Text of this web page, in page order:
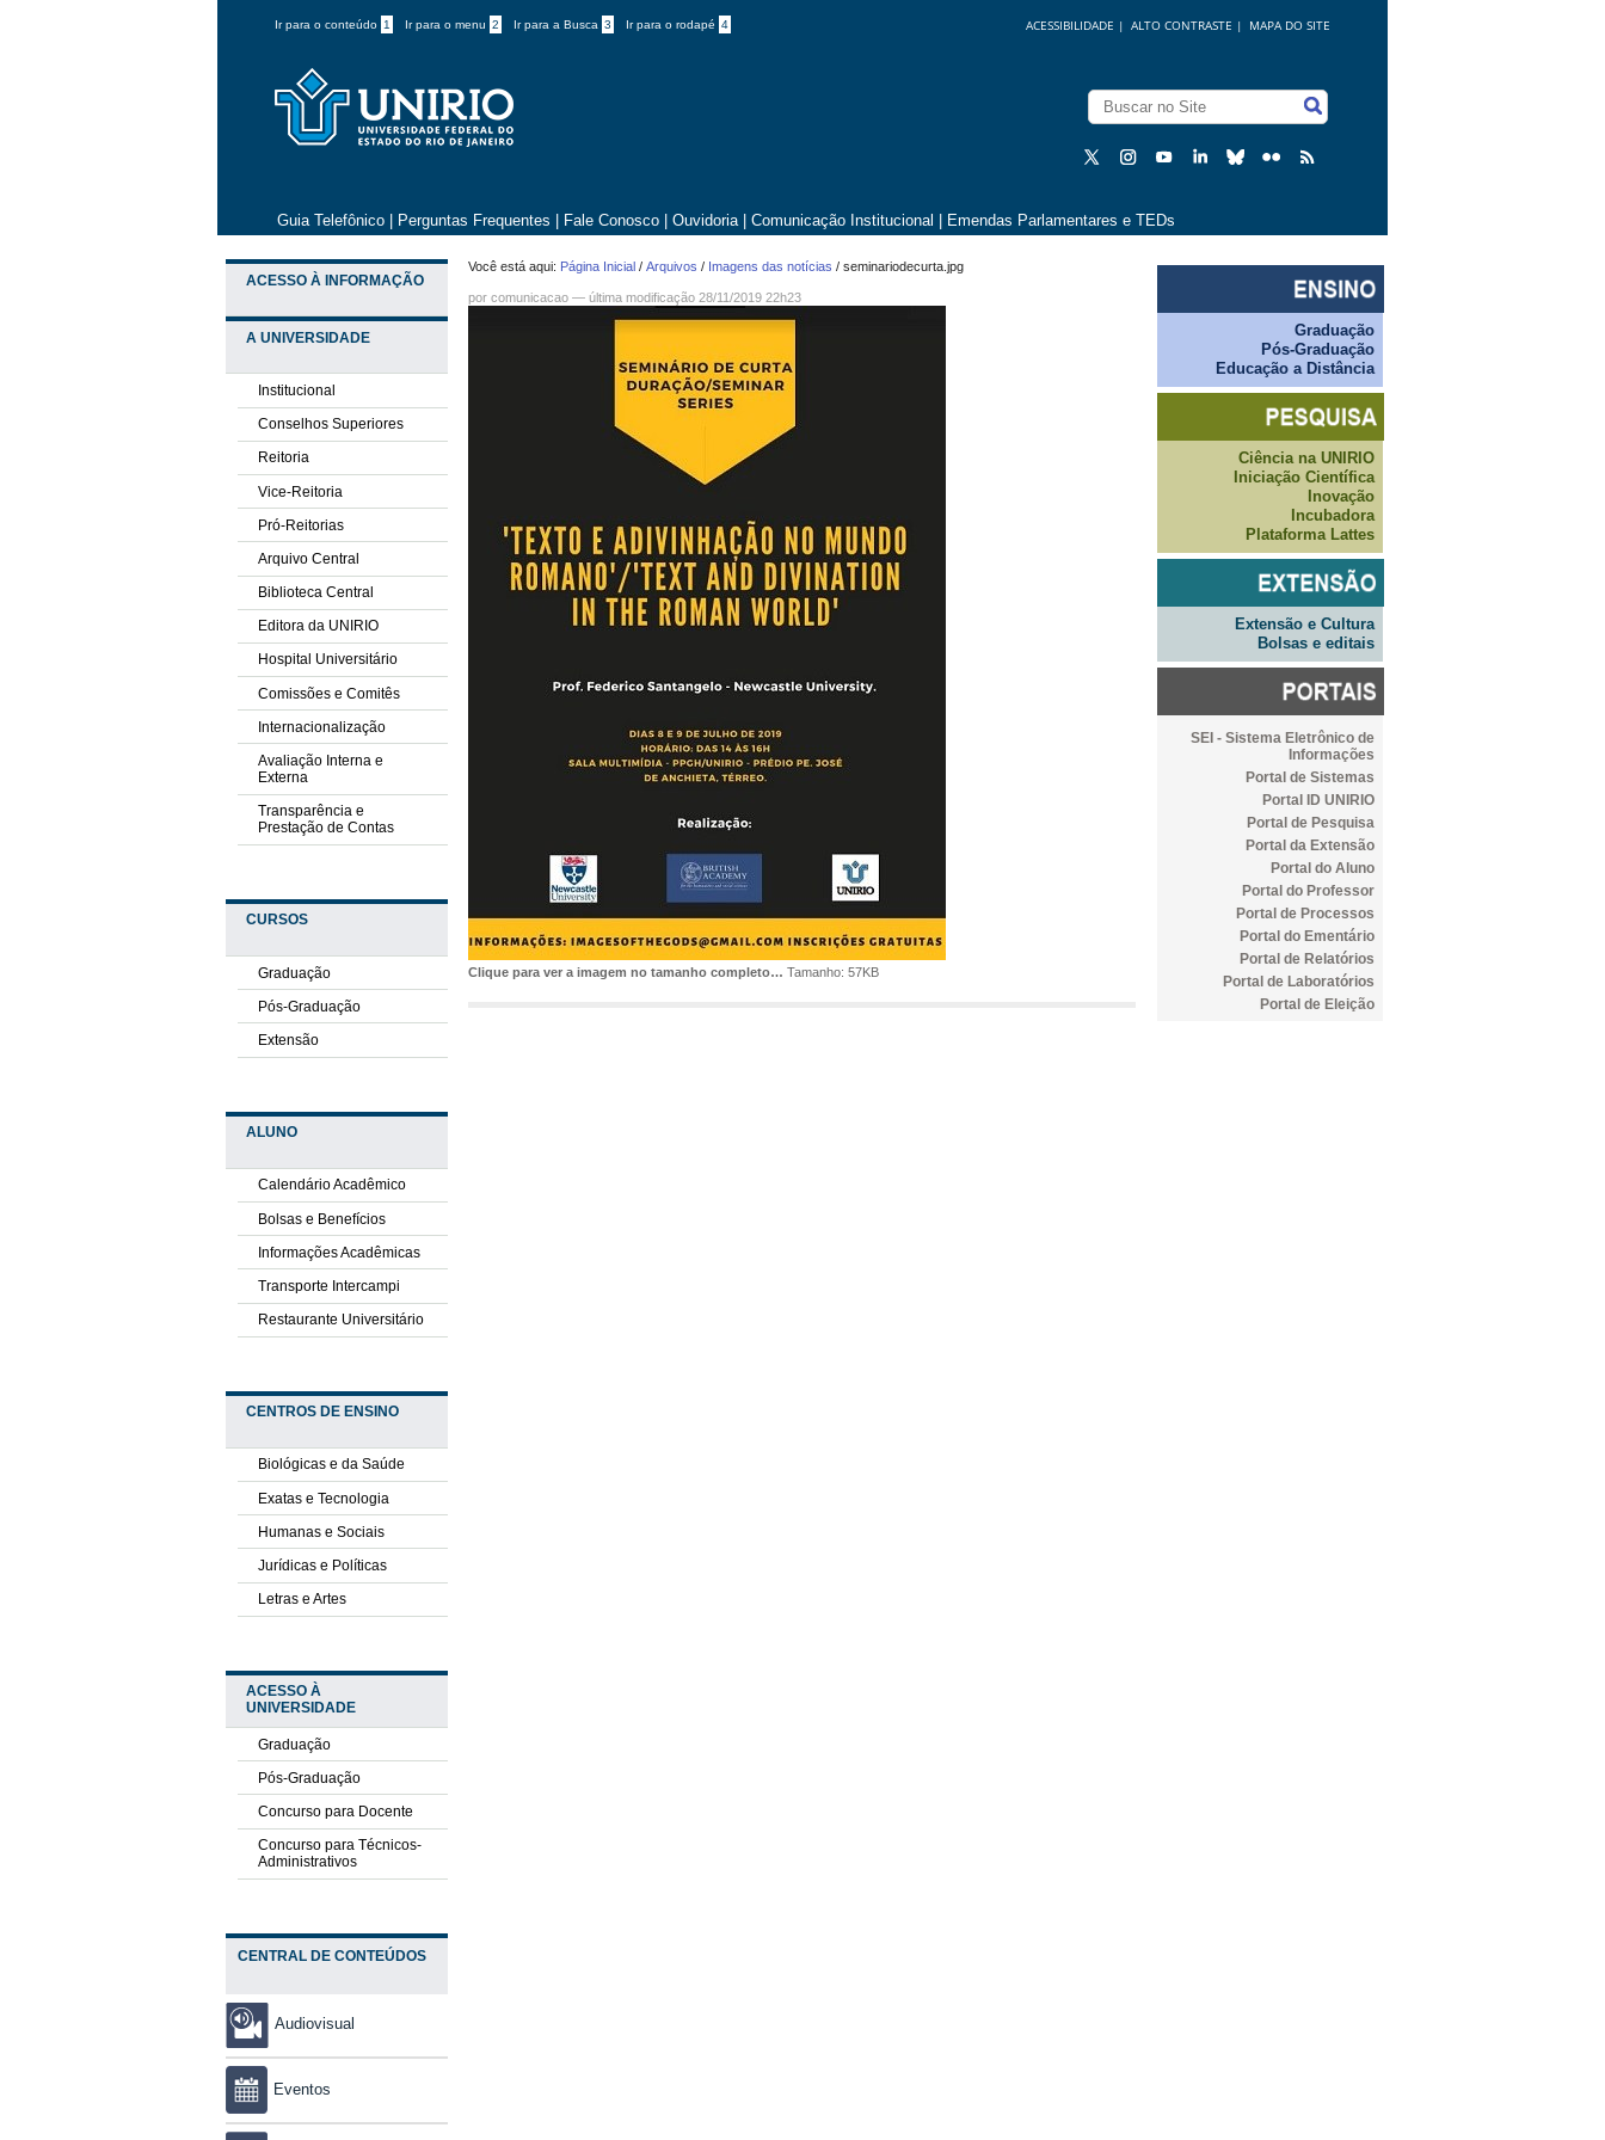
Ir para o conteúdo 1 Ir para o menu 2 Ir para a Busca 3 Ir para o rodapé 4 MAPA DO SITE
ALTO CONTRASTE |
ACESSIBILIDADE |
Guia Telefônico Perguntas Frequentes Fale Conosco Ouvidoria Comunicação Institucional Emendas Parlamentares e TEDs
ACESSO À INFORMAÇÃO
A UNIVERSIDADE
Institucional
Conselhos Superiores
Reitoria
Vice-Reitoria
Pró-Reitorias
Arquivo Central
Biblioteca Central
Editora da UNIRIO
Hospital Universitário
Comissões e Comitês
Internacionalização
Avaliação Interna e
Externa
Transparência e
Prestação de Contas
CURSOS
Graduação
Pós-Graduação
Extensão
ALUNO
Calendário Acadêmico
Bolsas e Benefícios
Informações Acadêmicas
Transporte Intercampi
Restaurante Universitário
CENTROS DE ENSINO
Biológicas e da Saúde
Exatas e Tecnologia
Humanas e Sociais
Jurídicas e Políticas
Letras e Artes
ACESSO À
UNIVERSIDADE
Graduação
Pós-Graduação
Concurso para Docente
Concurso para Técnicos-
Administrativos
CENTRAL DE CONTEÚDOS
Audiovisual
Eventos
Você está aqui: Página Inicial /Arquivos / Imagens das notícias /seminariodecurta.jpg
por comunicacao —última modificação 28/11/2019 22h23
Clique para ver a imagem no tamanho completo… Tamanho: 57KB
Graduação
Pós-Graduação
Educação a Distância
Ciência na UNIRIO
Iniciação Científica
Inovação
Incubadora
Plataforma Lattes
Extensão e Cultura
Bolsas e editais
SEI - Sistema Eletrônico de
Informações
Portal de Sistemas
Portal ID UNIRIO
Portal de Pesquisa
Portal da Extensão
Portal do Aluno
Portal do Professor
Portal de Processos
Portal do Ementário
Portal de Relatórios
Portal de Laboratórios
Portal de Eleição